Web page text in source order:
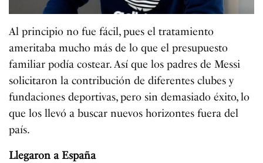
Al principio no fue fácil, pues el tratamiento
ameritaba mucho más de lo que el presupuesto
familiar podía costear. Así que los padres de Messi
solicitaron la contribución de diferentes clubes y
fundaciones deportivas, pero sin demasiado éxito, lo
que los llevó a buscar nuevos horizontes fuera del
país.
Llegaron a España